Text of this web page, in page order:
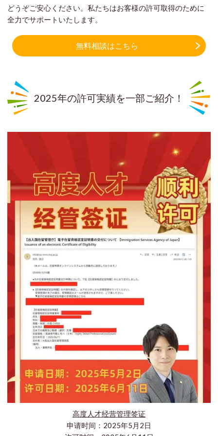
どうぞご安心ください。私たちはお客様の許可取得のために
全力でサポートいたします。
無料相談はこちら
2025年の許可実績を一部ご紹介！
高度人才经营管理签证
申请时间：2025年5月2日